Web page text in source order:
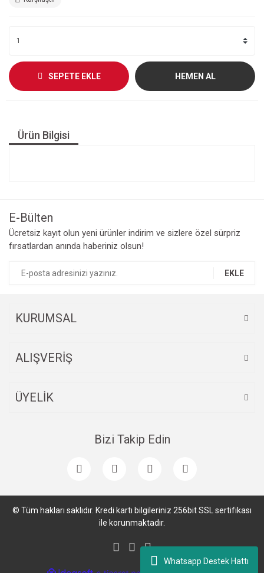
Whatsapp Destek Hattı
SEPETE EKLE HEMEN AL
Ürün Bilgisi
E-Bülten
Ücretsiz kayıt olun yeni ürünler indirim ve sizlere özel sürpriz
fırsatlardan anında haberiniz olsun!
EKLE
KURUMSAL
ALIŞVERİŞ
ÜYELİK
Bizi Takip Edin
© Tüm hakları saklıdır. Kredi kartı bilgileriniz 256bit SSL sertifikası
ile korunmaktadır.